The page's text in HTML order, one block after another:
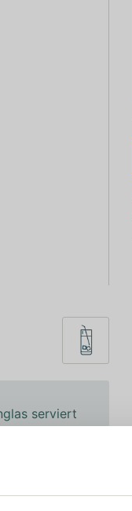
serviert
zu
trockener